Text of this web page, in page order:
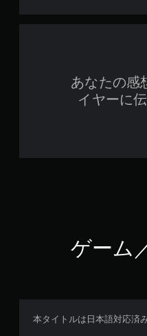
あなたの感
イヤーに
ゲーム
本タイトルは日本語対応済み